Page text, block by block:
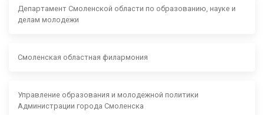
Департамент Смоленской области по образованию, науке и
делам молодежи
Смоленская областная филармония
Управление образования и молодежной политики
Администрации города Смоленска